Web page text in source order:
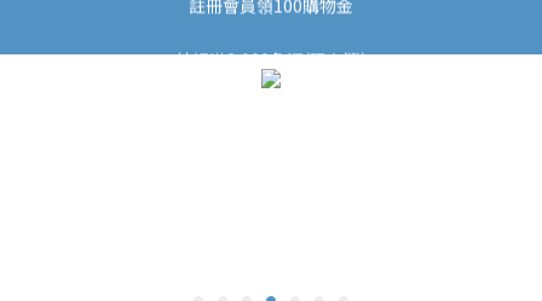
註冊會員領100購物金